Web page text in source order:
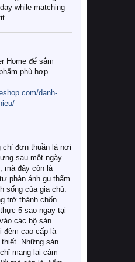
while matching
Home để sắm
phù hợp
danh-
chỉ đơn thuần là nơi
sau một ngày
mà đây còn là
phản ánh gu thẩm
sống của gia chủ.
trở thành chốn
5 sao ngay tại
các bộ sản
đệm cao cấp là
Những sản
mang lại cảm